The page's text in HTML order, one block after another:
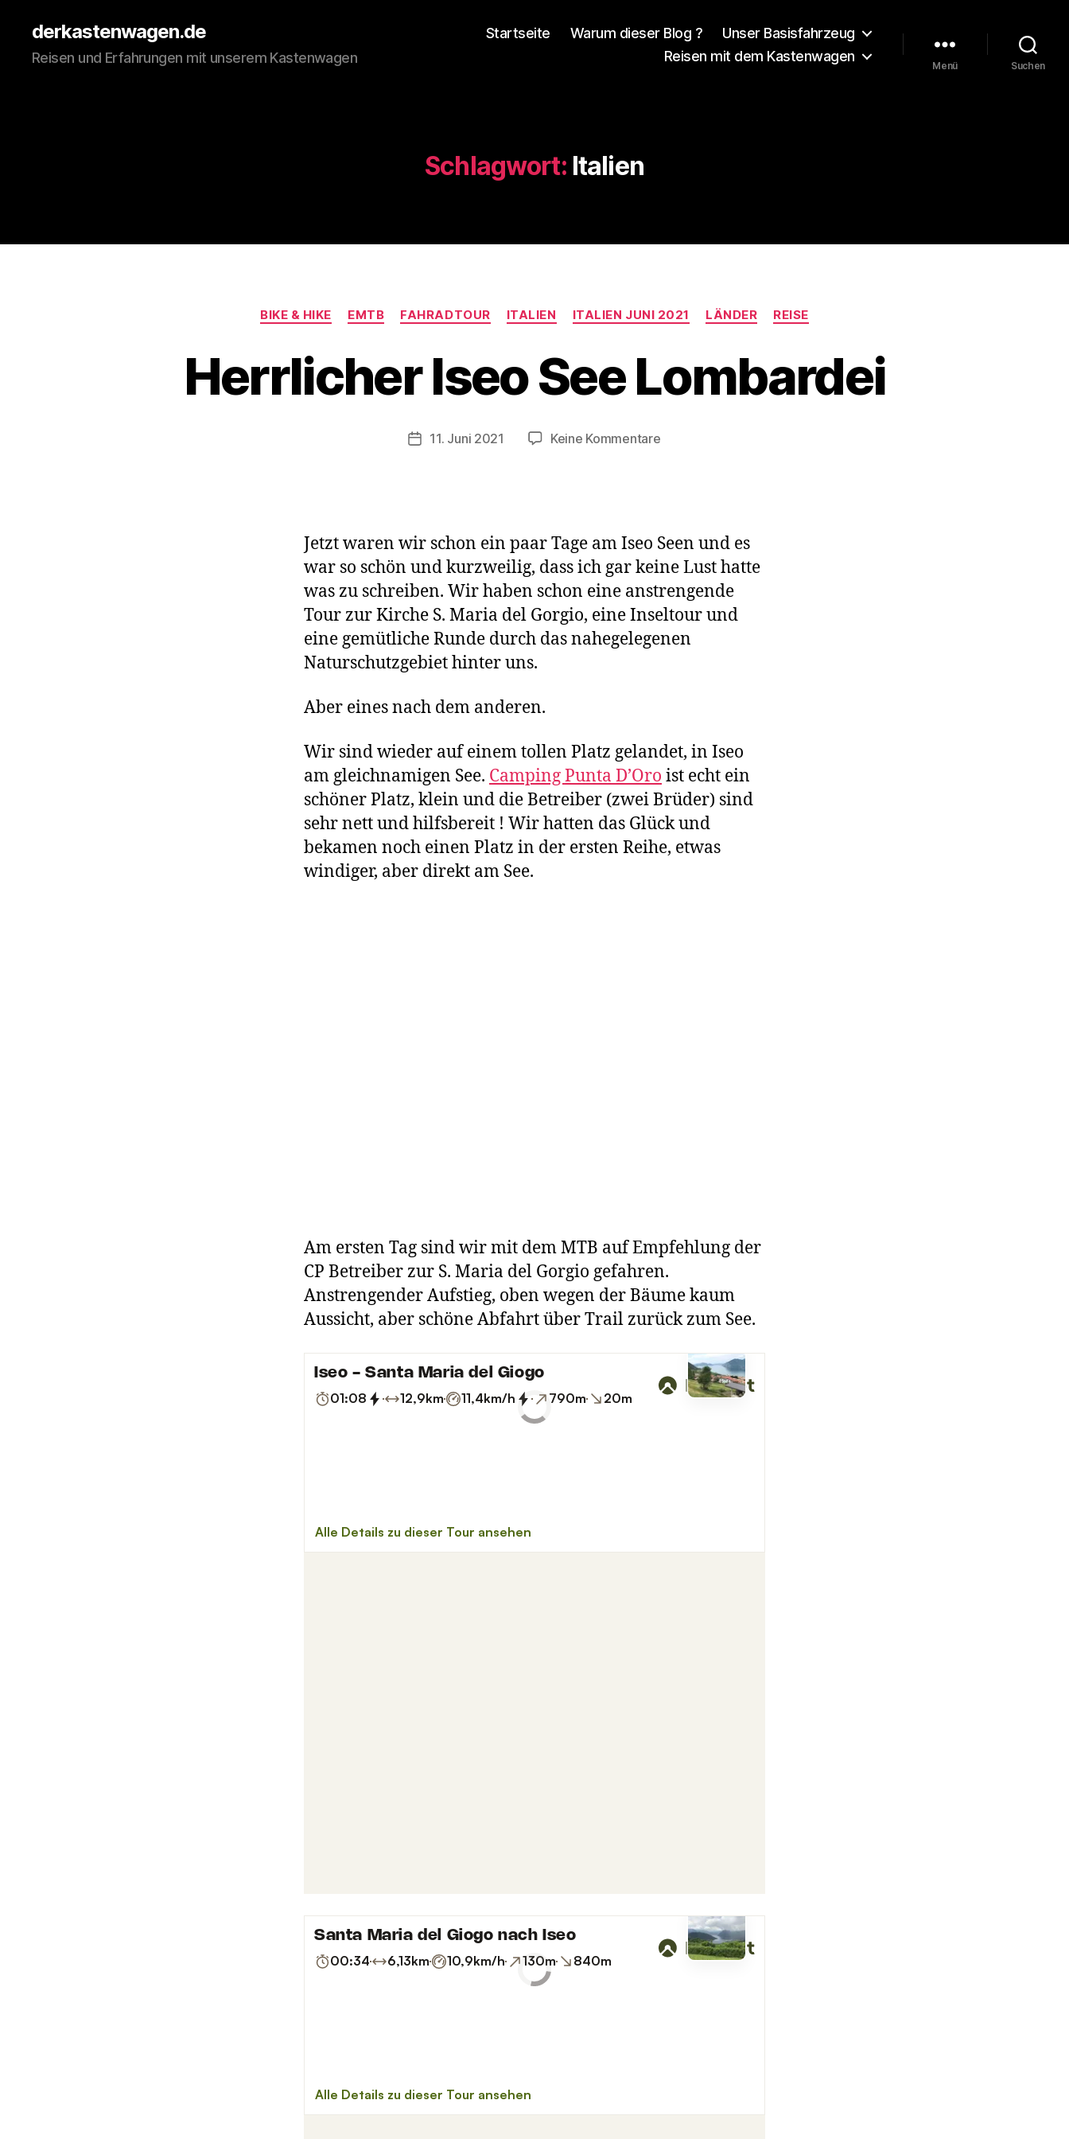
derkastenwagen.de
Reisen und Erfahrungen mit unserem Kastenwagen
Startseite Warum dieser Blog ?
Unser Basisfahrzeug
Reisen mit dem Kastenwagen
Menü Suchen
Schlagwort: Italien
Kategorien
BIKE & HIKE EMTB FAHRADTOUR ITALIEN ITALIEN JUNI 2021 LÄNDER REISE
Herrlicher Iseo See Lombardei
Beitragsautor
n
r
K
t
g
e
Veröffentlichungsdatum
11. Juni 2021 Keine Kommentarezu
Jetzt waren wir schon ein paar Tage am Iseo Seen und es
war so schön und kurzweilig, dass ich gar keine Lust hatte
was zu schreiben. Wir haben schon eine anstrengende
Tour zur Kirche S. Maria del Gorgio, eine Inseltour und
eine gemütliche Runde durch das nahegelegenen
Naturschutzgebiet hinter uns.
Aber eines nach dem anderen.
Wir sind wieder auf einem tollen Platz gelandet, in Iseo
am gleichnamigen See. Camping Punta D’Oro ist echt ein
schöner Platz, klein und die Betreiber (zwei Brüder) sind
sehr nett und hilfsbereit ! Wir hatten das Glück und
bekamen noch einen Platz in der ersten Reihe, etwas
windiger, aber direkt am See.
Am ersten Tag sind wir mit dem MTB auf Empfehlung der
CP Betreiber zur S. Maria del Gorgio gefahren.
Anstrengender Aufstieg, oben wegen der Bäume kaum
Aussicht, aber schöne Abfahrt über Trail zurück zum See.